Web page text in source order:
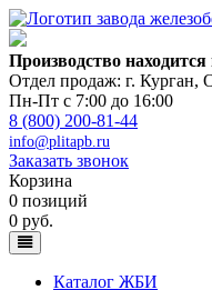
Производство
Отдел продаж: г. Курган,
Пн-Пт с 7:00 до 16:00
8 (800) 200-81-44
info@plitapb.ru
Заказать звонок
Корзина
0 позиций
0 руб.
Каталог ЖБИ